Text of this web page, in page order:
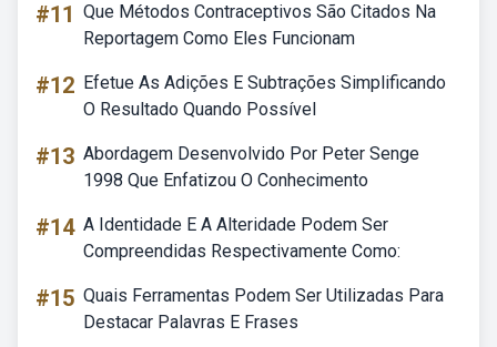
#11 Que Métodos Contraceptivos São Citados Na
Reportagem Como Eles Funcionam
#12 Efetue As Adições E Subtrações Simplificando
O Resultado Quando Possível
#13 Abordagem Desenvolvido Por Peter Senge
1998 Que Enfatizou O Conhecimento
#14 A Identidade E A Alteridade Podem Ser
Compreendidas Respectivamente Como:
#15 Quais Ferramentas Podem Ser Utilizadas Para
Destacar Palavras E Frases